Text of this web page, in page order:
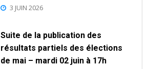
3 JUIN 2026
Suite de la publication des
résultats partiels des élections
de mai – mardi 02 juin à 17h